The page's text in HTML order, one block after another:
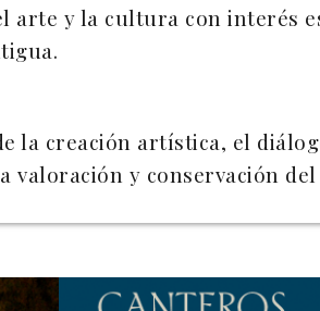
arte y la cultura con interés
la creación artística, el
valoración y conservación